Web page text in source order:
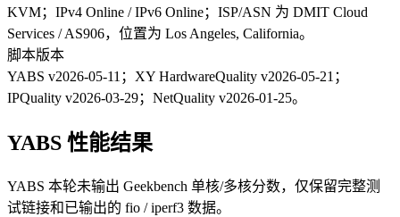
KVM；IPv4 Online / IPv6 Online；ISP/ASN 为 DMIT Cloud
Services / AS906，位置为 Los Angeles, California。
脚本版本
YABS v2026-05-11；XY HardwareQuality v2026-05-21；
IPQuality v2026-03-29；NetQuality v2026-01-25。
YABS 性能结果
YABS 本轮未输出 Geekbench 单核/多核分数，仅保留完整测
试链接和已输出的 fio / iperf3 数据。